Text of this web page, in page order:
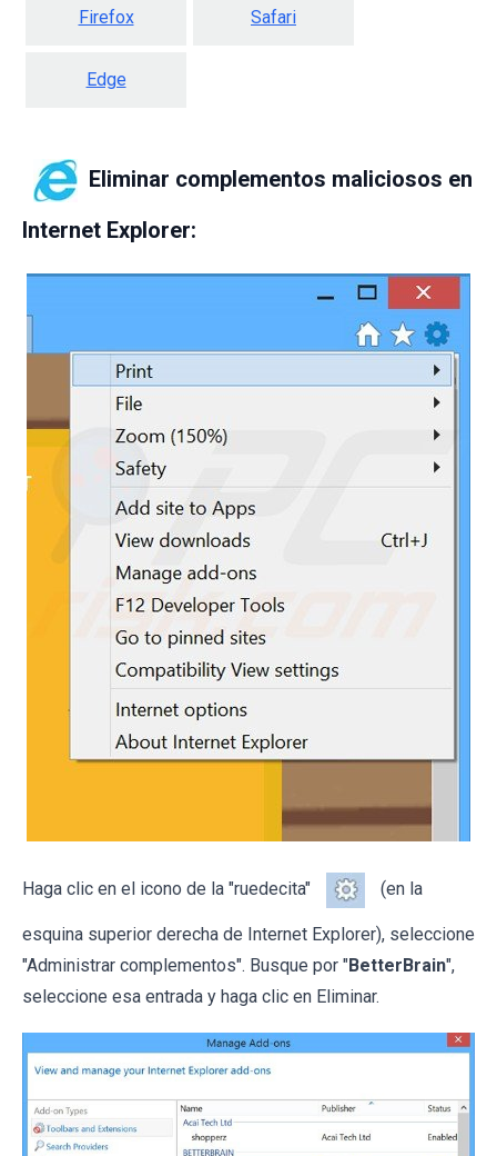
Firefox Safari
Edge
Eliminar complementos maliciosos en
Internet Explorer:
Haga clic en el icono de la "ruedecita" (en la
esquina superior derecha de Internet Explorer), seleccione
"Administrar complementos". Busque por "BetterBrain",
seleccione esa entrada y haga clic en Eliminar.